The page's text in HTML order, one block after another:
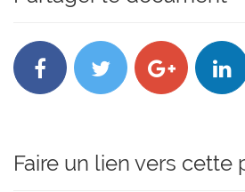
Circonscription
Allouville-Bellefosse
Nicolas Vanier
Faire un lien vers cette